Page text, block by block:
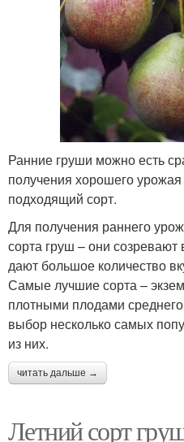
Ранние груши можно есть
получения хорошего
подходящий сорт.
Для получения раннего
сорта груш – они созревают
дают большое количество
Самые лучшие сорта –
плотными плодами
выбор несколько самых
из них.
читать дальше →
Летний сорт